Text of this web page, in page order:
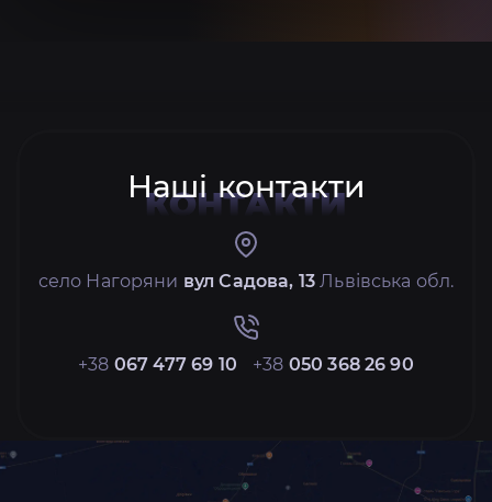
Наші контакти
КОНТАКТИ
село Нагоряни вул Садова, 13 Львівська обл.
+38 067 477 69 10 +38 050 368 26 90